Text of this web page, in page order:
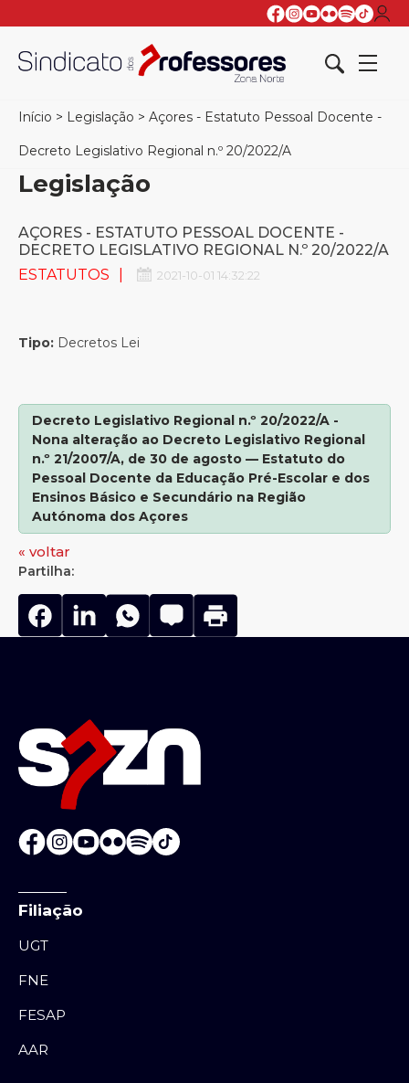
Início > Legislação > Açores - Estatuto Pessoal Docente -
Decreto Legislativo Regional n.º 20/2022/A
Legislação
AÇORES - ESTATUTO PESSOAL DOCENTE -
DECRETO LEGISLATIVO REGIONAL N.º 20/2022/A
ESTATUTOS
2021-10-01 14:32:22
Tipo: Decretos Lei
Decreto Legislativo Regional n.º 20/2022/A -
Nona alteração ao Decreto Legislativo Regional
n.º 21/2007/A, de 30 de agosto — Estatuto do
Pessoal Docente da Educação Pré-Escolar e dos
Ensinos Básico e Secundário na Região
Autónoma dos Açores
« voltar
Partilha:
Filiação
UGT
FNE
FESAP
AAR